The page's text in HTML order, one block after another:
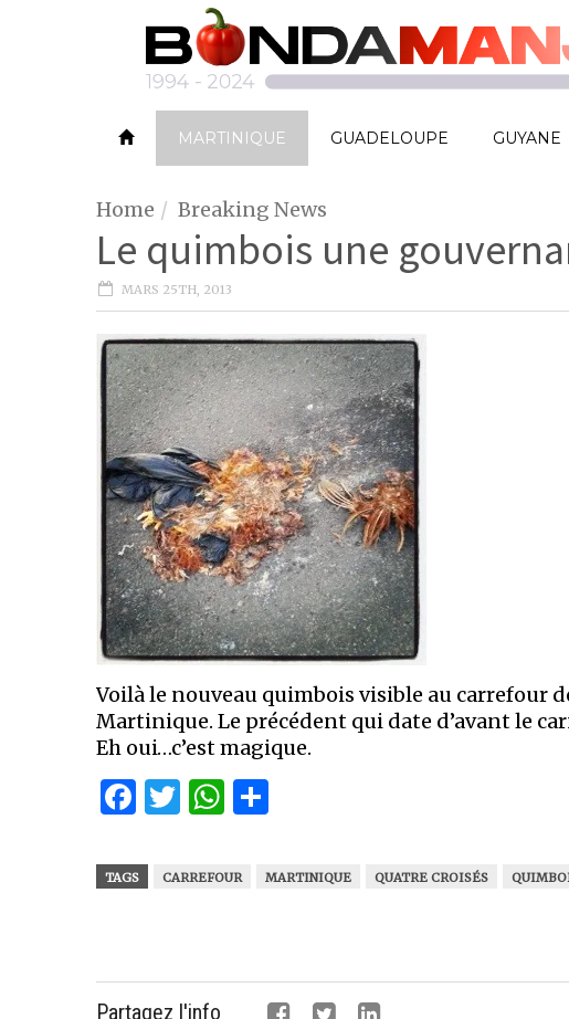
MARTINIQUE GUADELOUPE GUYANE
Home Breaking News
Le quimbois une
MARS 25TH, 2013
Voilà le nouveau quimbois visible au carrefour
Martinique. Le précédent qui date d’avant le
Eh oui…c’est magique.
Facebook
Twitter
WhatsApp
TAGS CARREFOUR MARTINIQUE QUATRE CROISÉS
Partagez l'info